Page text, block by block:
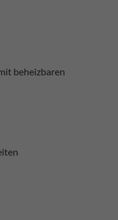
beheizbaren